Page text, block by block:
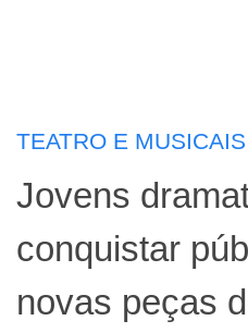
TEATRO E MUSICAIS
Jovens
conquistar
novas peças